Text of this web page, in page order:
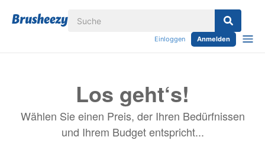
Einloggen Anmelden
Los geht‘s!
Wählen Sie einen Preis, der Ihren Bedürfnissen
und Ihrem Budget entspricht...